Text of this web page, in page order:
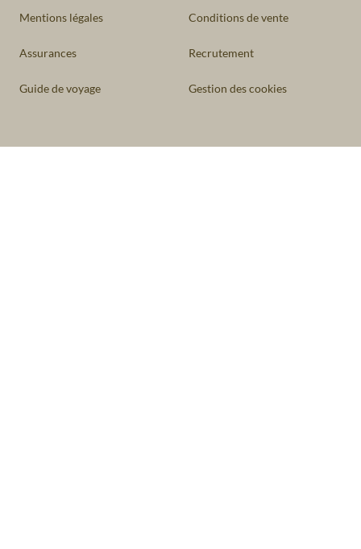
Mentions légales Conditions de vente
Assurances Recrutement
Guide de voyage Gestion des cookies